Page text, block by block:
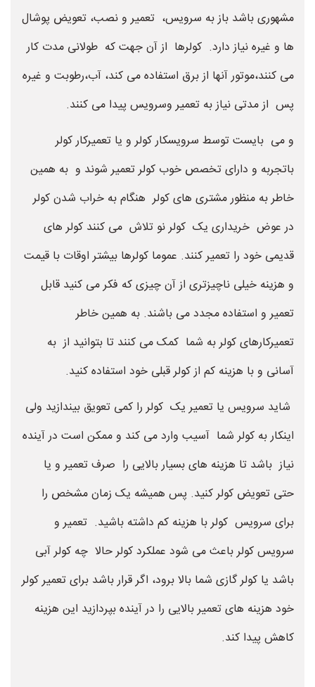
مشهوری باشد باز به سرویس، تعمیر و نصب، تعویض پوشال
ها و غیره نیاز دارد. کولرها از آن جهت که طولانی مدت کار
می کنند،موتور آنها از برق استفاده می کند، آب،رطوبت و غیره
پس از مدتی نیاز به تعمیر وسرویس پیدا می کنند.
و می بایست توسط سرویسکار کولر و یا تعمیرکار کولر
باتجربه و دارای تخصص خوب کولر تعمیر شوند و به همین
خاطر به منظور مشتری های کولر هنگام به خراب شدن کولر
در عوض خریداری یک کولر نو تلاش می کنند کولر های
قدیمی خود را تعمیر کنند. عموما کولرها بیشتر اوقات با قیمت
و هزینه خیلی ناچیزتری از آن چیزی که فکر می کنید قابل
تعمیر و استفاده مجدد می باشند. به همین خاطر
تعمیرکارهای کولر به شما کمک می کنند تا بتوانید از به
آسانی و با هزینه کم از کولر قبلی خود استفاده کنید.
شاید سرویس یا تعمیر یک کولر را کمی تعویق بیندازید ولی
اینکار به کولر شما آسیب وارد می کند و ممکن است در آینده
نیاز باشد تا هزینه های بسیار بالایی را صرف تعمیر و یا
حتی تعویض کولر کنید. پس همیشه یک زمان مشخص را
برای سرویس کولر با هزینه کم داشته باشید. تعمیر و
سرویس کولر باعث می شود عملکرد کولر حالا چه کولر آبی
باشد یا کولر گازی شما بالا برود، اگر قرار باشد برای تعمیر کولر
خود هزینه های تعمیر بالایی را در آینده بپردازید این هزینه
کاهش پیدا کند.